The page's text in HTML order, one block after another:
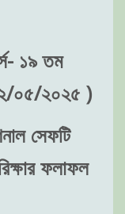
১৯ তম
০৫/২০২৫ )
সেফটি
ফলাফল